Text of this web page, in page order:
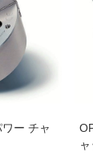
ー チャ